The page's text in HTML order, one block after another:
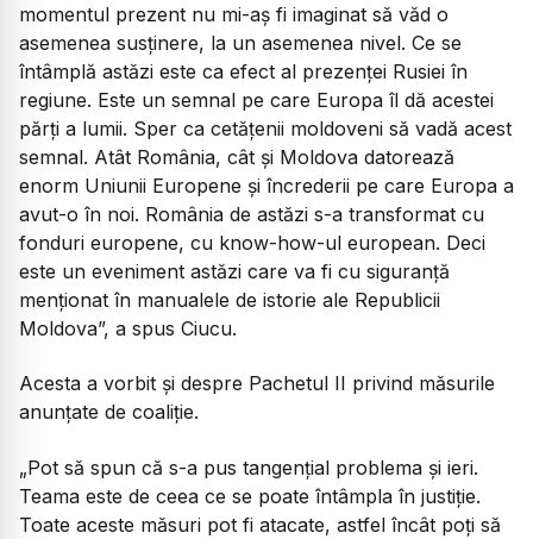
momentul prezent nu mi-aș fi imaginat să văd o
asemenea susținere, la un asemenea nivel. Ce se
întâmplă astăzi este ca efect al prezenței Rusiei în
regiune. Este un semnal pe care Europa îl dă acestei
părți a lumii. Sper ca cetățenii moldoveni să vadă acest
semnal. Atât România, cât și Moldova datorează
enorm Uniunii Europene și încrederii pe care Europa a
avut-o în noi. România de astăzi s-a transformat cu
fonduri europene, cu know-how-ul european. Deci
este un eveniment astăzi care va fi cu siguranță
menționat în manualele de istorie ale Republicii
Moldova”, a spus Ciucu.
Acesta a vorbit și despre Pachetul II privind măsurile
anunțate de coaliție.
„Pot să spun că s-a pus tangențial problema și ieri.
Teama este de ceea ce se poate întâmpla în justiție.
Toate aceste măsuri pot fi atacate, astfel încât poți să